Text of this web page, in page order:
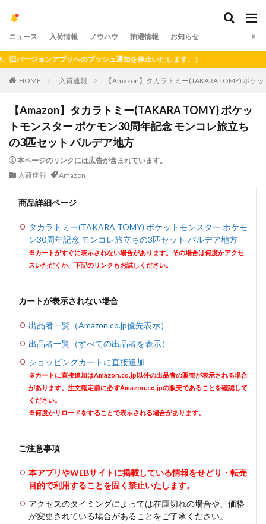
ニュース 入荷情報 ノウハウ 抽選情報 お知らせ
ジョンアプリへのプッシュ通知を停止いたします。）
HOME 入荷速報 【Amazon】タカラトミー(TAKARA TOMY) ポ
【Amazon】タカラトミー(TAKARA TOMY) ポケッ
トモンスター ポケモン30周年記念 モンコレ旅立ち
の3匹セット パルデア地方
本ページのリンクには広告が含まれています。
入荷速報
Amazon
商品詳細ページ
タカラトミー(TAKARA TOMY) ポケットモンスター ポケモ
ン30周年記念 モンコレ旅立ちの3匹セット パルデア地方
※カートがすぐに表示されない場合があります。その場合は何度かアクセ
スいただくか、下記のリンクもお試しください。
カートが表示されない場合
出品者一覧（Amazon.co.jp優先表示）
出品者一覧（すべての出品者を表示）
ショッピングカートに直接追加
※カートに直接追加はAmazon.co.jp以外の出品者の販売が表示される場合
があります。注文確定前に必ずAmazon.co.jpの販売であることを確認して
ください。
※何度かリロードをすることで表示される場合があります。
ご注意事項
本アプリやWEBサイトに掲載している情報をせどり・転売
目的で利用することを固く禁止いたします。
アクセスのタイミングによっては在庫切れの場合や、価格
が変更されている場合があることをご了承ください。